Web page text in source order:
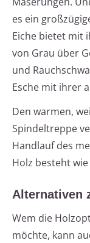
es ein
Eiche bietet mit
von Grau über
und
Esche mit ihrer
Den warmen,
Spindeltreppe
Handlauf des
Holz besteht
Alternativen
Wem die
möchte, kann